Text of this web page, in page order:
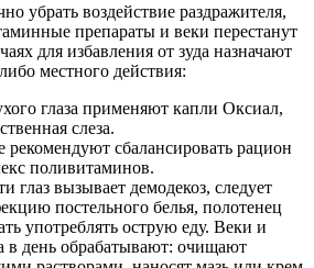
убрать воздействие раздражителя,
препараты и веки перестанут
для избавления от зуда назначают
местного действия:
глаза применяют капли Оксиал,
слеза.
рекомендуют сбалансировать рацион
поливитаминов.
глаз вызывает демодекоз, следует
постельного белья, полотенец
употреблять острую еду. Веки и
в день обрабатывают: очищают